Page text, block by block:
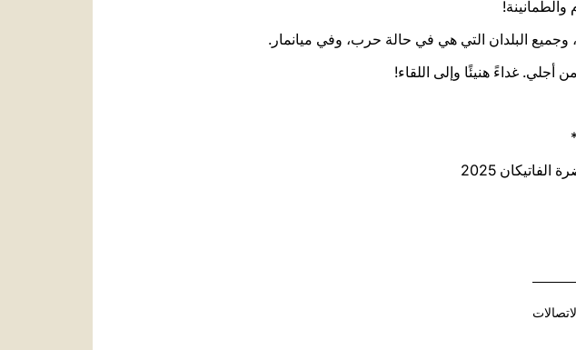
وجميع البلدان التي هي في حالة حرب، وفي ميانمار.
غداءً هنيئًا وإلى اللقاء!
2025